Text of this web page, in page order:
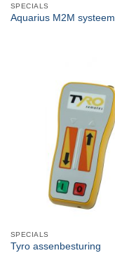
SPECIALS
Aquarius M2M systeem
SPECIALS
Tyro assenbesturing